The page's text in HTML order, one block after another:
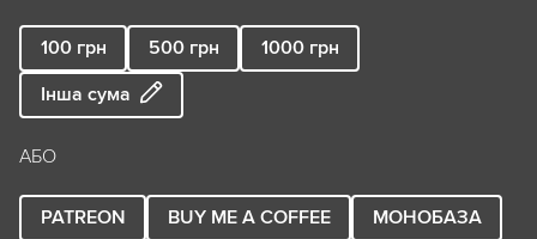
100 грн 500 грн 1000 грн
Інша сума
АБО
PATREON BUY ME A COFFEE
МОНОБАЗА